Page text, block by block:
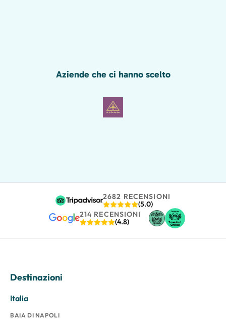
Aziende che ci hanno scelto
2682 RECENSIONI
(5.0)
214 RECENSIONI
(4.8)
Destinazioni
Italia
BAIA DI NAPOLI